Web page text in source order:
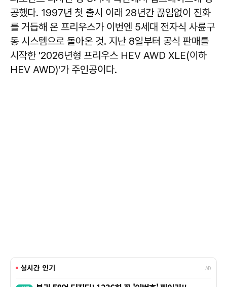
공했다. 1997년 첫 출시 이래 28년간 끊임없이 진화
를 거듭해 온 프리우스가 이번엔 5세대 전자식 사륜구
동 시스템으로 돌아온 것. 지난 8일부터 공식 판매를
시작한 '2026년형 프리우스 HEV AWD XLE(이하
HEV AWD)'가 주인공이다.